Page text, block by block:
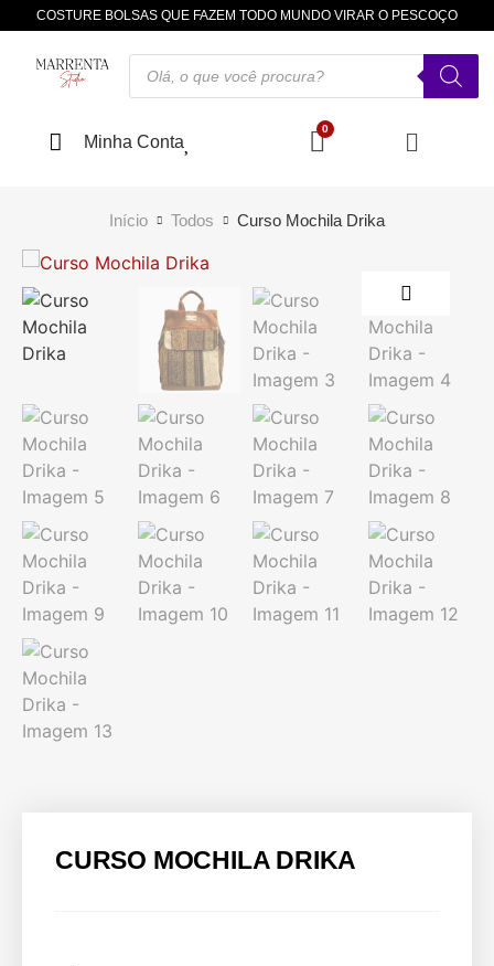
COSTURE BOLSAS QUE FAZEM TODO MUNDO VIRAR O PESCOÇO
Minha Conta
Início Todos Curso Mochila Drika
CURSO MOCHILA DRIKA